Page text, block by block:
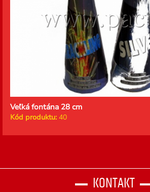
Veľká fontána 28 cm
Kód produktu: 40
KONTAKT